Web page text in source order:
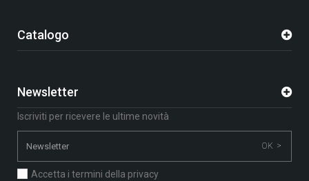
Catalogo
Newsletter
Iscriviti per ricevere le ultime novità
OK >
Accetta i termini della privacy